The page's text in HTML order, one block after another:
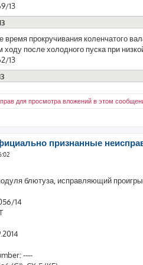
13
время прокручивания коленчатого
ходу после холодного пуска при
13
для просмотра вложений в этом
признанные
блютуза, исправляющий
14
----